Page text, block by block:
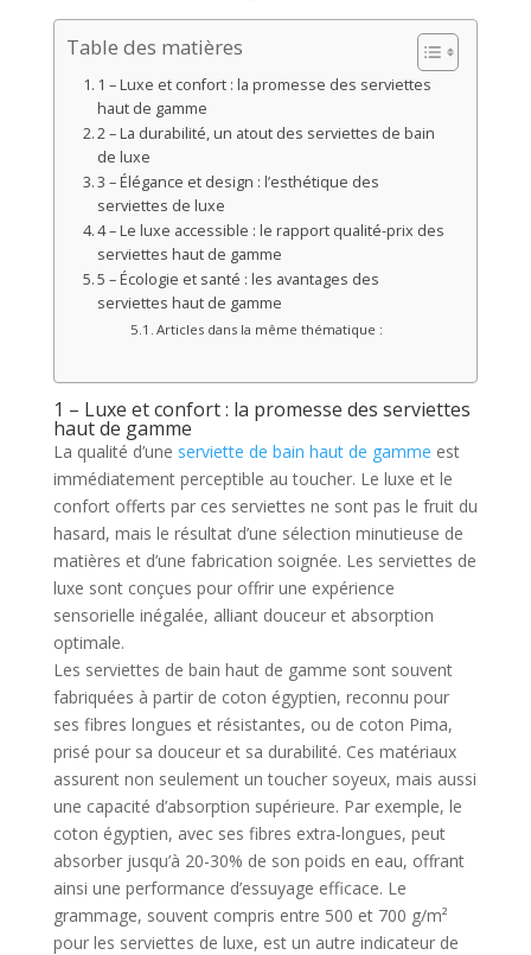
Table des matières
1 – Luxe et confort : la promesse des serviettes
haut de gamme
2 – La durabilité, un atout des serviettes de bain
de luxe
3 – Élégance et design : l’esthétique des
serviettes de luxe
4 – Le luxe accessible : le rapport qualité-prix des
serviettes haut de gamme
5 – Écologie et santé : les avantages des
serviettes haut de gamme
Articles dans la même thématique :
1 – Luxe et confort : la promesse des serviettes
haut de gamme
La qualité d’une serviette de bain haut de gamme est
immédiatement perceptible au toucher. Le luxe et le
confort offerts par ces serviettes ne sont pas le fruit du
hasard, mais le résultat d’une sélection minutieuse de
matières et d’une fabrication soignée. Les serviettes de
luxe sont conçues pour offrir une expérience
sensorielle inégalée, alliant douceur et absorption
optimale.
Les serviettes de bain haut de gamme sont souvent
fabriquées à partir de coton égyptien, reconnu pour
ses fibres longues et résistantes, ou de coton Pima,
prisé pour sa douceur et sa durabilité. Ces matériaux
assurent non seulement un toucher soyeux, mais aussi
une capacité d’absorption supérieure. Par exemple, le
coton égyptien, avec ses fibres extra-longues, peut
absorber jusqu’à 20-30% de son poids en eau, offrant
ainsi une performance d’essuyage efficace. Le
grammage, souvent compris entre 500 et 700 g/m²
pour les serviettes de luxe, est un autre indicateur de